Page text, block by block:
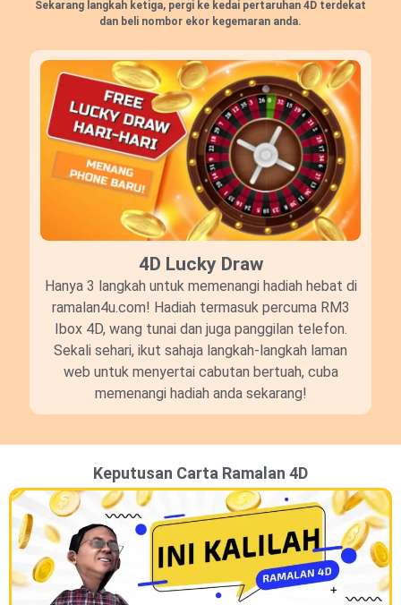
Sekarang langkah ketiga, pergi ke kedai pertaruhan 4D terdekat
dan beli nombor ekor kegemaran anda.
4D Lucky Draw​
Hanya 3 langkah untuk memenangi hadiah hebat di
ramalan4u.com! Hadiah termasuk percuma RM3
Ibox 4D, wang tunai dan juga panggilan telefon.
Sekali sehari, ikut sahaja langkah-langkah laman
web untuk menyertai cabutan bertuah, cuba
memenangi hadiah anda sekarang!
Keputusan Carta Ramalan 4D